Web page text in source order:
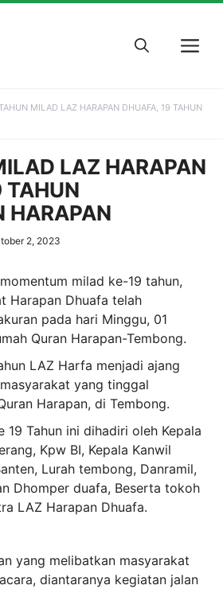
MILAD LAZ HARAPAN DHUAFA, 19 TAHUN
LAZ HARAPAN
TAHUN
HARAPAN
2, 2023
milad ke-19 tahun,
Harapan Dhuafa telah
pada hari Minggu, 01
Quran Harapan-Tembong.
LAZ Harfa menjadi ajang
yang tinggal
Harapan, di Tembong.
19 Tahun ini dihadiri oleh Kepala
Kpw BI, Kepala Kanwil
Lurah tembong, Danramil,
Dhomper duafa, Beserta tokoh
LAZ Harapan Dhuafa.
yang melibatkan masyarakat
diantaranya kegiatan jalan